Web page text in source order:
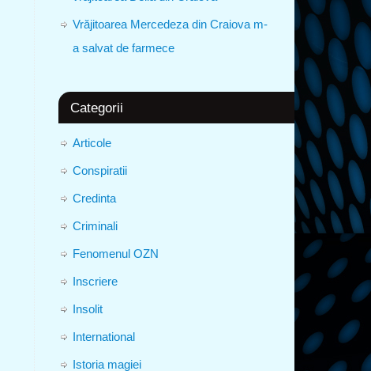
Vrăjitoarea Mercedeza din Craiova m-
a salvat de farmece
Categorii
Articole
Conspiratii
Credinta
Criminali
Fenomenul OZN
Inscriere
Insolit
International
Istoria magiei